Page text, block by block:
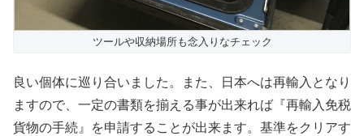
ツールや収納場所も念入りなチェック
良い個体に巡り合いました。また、日本へは再輸入となり
ますので、一定の書類を揃える事が出来れば『再輸入免税
貨物の手続』を申請することが出来ます。基準をクリアす